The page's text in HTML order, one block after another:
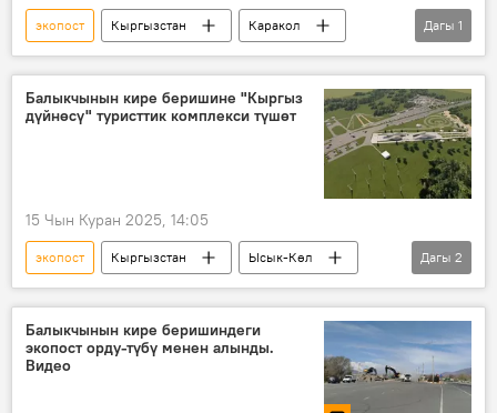
экопост Кыргызстан
Каракол
жаратылыш паркы
Дагы 1
Балыкчынын кире беришине "Кыргыз
дүйнөсү" туристтик комплекси түшөт
15 Чын Куран 2025, 14:05
экопост Кыргызстан
Ысык-Көл
этнокомплекс
Сүрөт
Дагы 2
Балыкчынын кире беришиндеги
экопост орду-түбү менен алынды.
Видео